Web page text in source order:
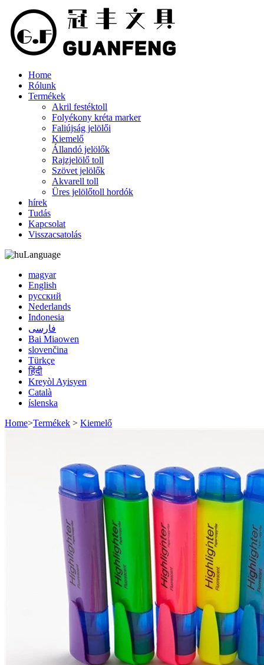
Home
Rólunk
Termékek
Akril festéktoll
Folyékony kréta marker
Faliújság jelölői
Kiemelő
Állandó jelölők
Rajzjelölő toll
Szövet jelölők
Akvarell toll
Üres jelölőtoll hordók
hírek
Tudás
Kapcsolat
Visszacsatolás
Language
magyar
English
русский
Nederlands
Indonesia
فارسی
Bai Miaowen
slovenčina
Türkçe
हिंदी
Kreyòl Ayisyen
Català
íslenska
Home>Termékek > Kiemelő